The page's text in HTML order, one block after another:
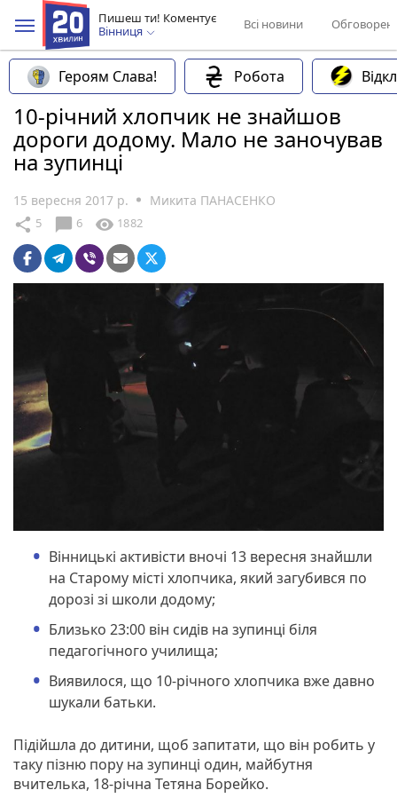
Пишеш ти! Коментує
Вінниця
Всі новини
Героям Слава! Робота
10-річний хлопчик не знайшов
дороги додому. Мало не заночував
на зупинці
15 вересня 2017 р. Микита ПАНАСЕНКО
share 5 chat_bubble 6 visibility 1882
Вінницькі активісти вночі 13 вересня знайшли
на Старому місті хлопчика, який загубився по
дорозі зі школи додому;
Близько 23:00 він сидів на зупинці біля
педагогічного училища;
Виявилося, що 10-річного хлопчика вже давно
шукали батьки.
Підійшла до дитини, щоб запитати, що він робить у
таку пізню пору на зупинці один, майбутня
вчителька, 18-річна Тетяна Борейко.